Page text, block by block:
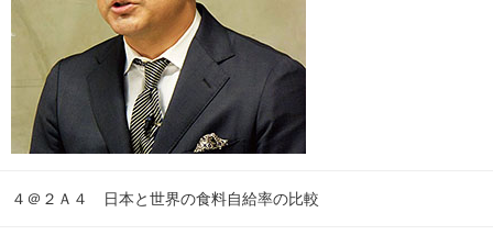
４＠２Ａ４ 日本と世界の食料自給率の比較